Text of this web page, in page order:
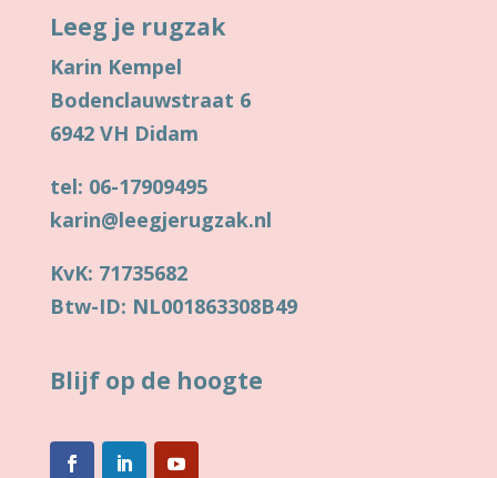
Leeg je rugzak
Karin Kempel
Bodenclauwstraat 6
6942 VH Didam
tel: 06-17909495
karin@leegjerugzak.nl
KvK: 71735682
Btw-ID: NL001863308B49
Blijf op de hoogte